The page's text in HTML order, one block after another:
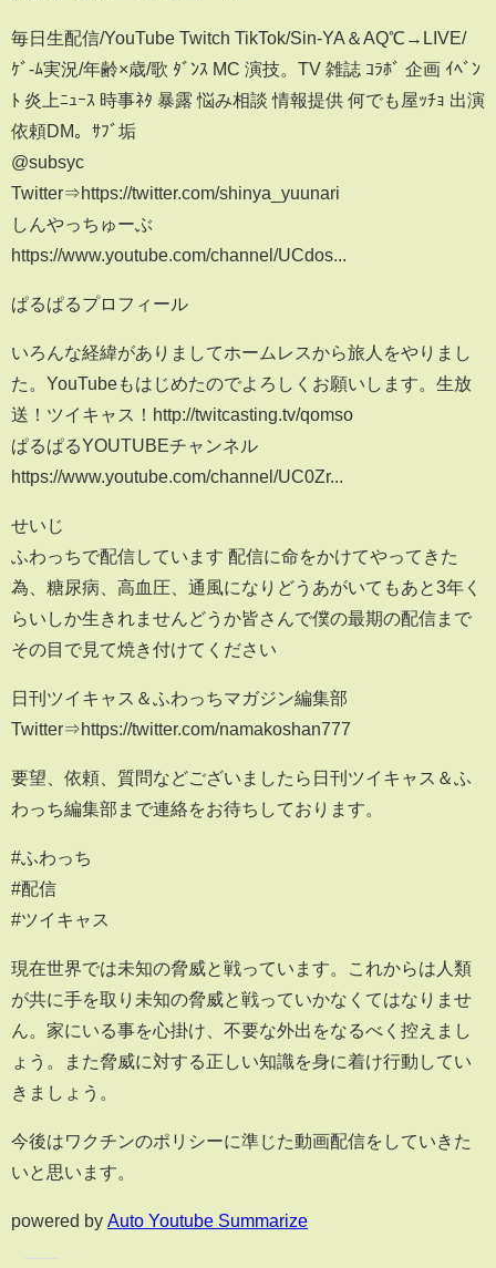
毎日生配信/YouTube Twitch TikTok/Sin-YA＆AQ℃→LIVE/
ｹﾞ-ﾑ実況/年齢×歳/歌 ﾀﾞﾝｽ MC 演技。TV 雑誌 ｺﾗﾎﾞ 企画 ｲﾍﾞﾝ
ﾄ 炎上ﾆｭｰｽ 時事ﾈﾀ 暴露 悩み相談 情報提供 何でも屋ｯﾁｮ 出演
依頼DM。ｻﾌﾞ垢
@subsyc
Twitter⇒https://twitter.com/shinya_yuunari
しんやっちゅーぶ
https://www.youtube.com/channel/UCdos...
ぱるぱるプロフィール
いろんな経緯がありましてホームレスから旅人をやりまし
た。YouTubeもはじめたのでよろしくお願いします。生放
送！ツイキャス！http://twitcasting.tv/qomso
ぱるぱるYOUTUBEチャンネル
https://www.youtube.com/channel/UC0Zr...
せいじ
ふわっちで配信しています 配信に命をかけてやってきた
為、糖尿病、高血圧、通風になりどうあがいてもあと3年く
らいしか生きれませんどうか皆さんで僕の最期の配信まで
その目で見て焼き付けてください
日刊ツイキャス＆ふわっちマガジン編集部
Twitter⇒https://twitter.com/namakoshan777
要望、依頼、質問などございましたら日刊ツイキャス＆ふ
わっち編集部まで連絡をお待ちしております。
#ふわっち
#配信
#ツイキャス
現在世界では未知の脅威と戦っています。これからは人類
が共に手を取り未知の脅威と戦っていかなくてはなりませ
ん。家にいる事を心掛け、不要な外出をなるべく控えまし
ょう。また脅威に対する正しい知識を身に着け行動してい
きましょう。
今後はワクチンのポリシーに準じた動画配信をしていきた
いと思います。
powered by Auto Youtube Summarize